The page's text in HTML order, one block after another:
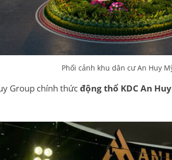
Phối cảnh khu dân cư An Huy
Group chính thứcđộng thổ KDC An Huy